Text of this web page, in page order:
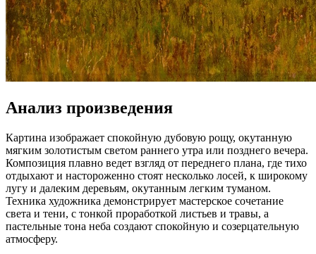
Анализ произведения
Картина изображает спокойную дубовую рощу, окутанную
мягким золотистым светом раннего утра или позднего вечера.
Композиция плавно ведет взгляд от переднего плана, где тихо
отдыхают и настороженно стоят несколько лосей, к широкому
лугу и далеким деревьям, окутанным легким туманом.
Техника художника демонстрирует мастерское сочетание
света и тени, с тонкой проработкой листьев и травы, а
пастельные тона неба создают спокойную и созерцательную
атмосферу.